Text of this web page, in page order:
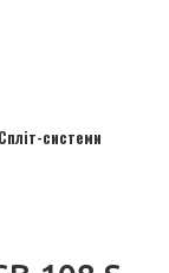
Спліт-системи